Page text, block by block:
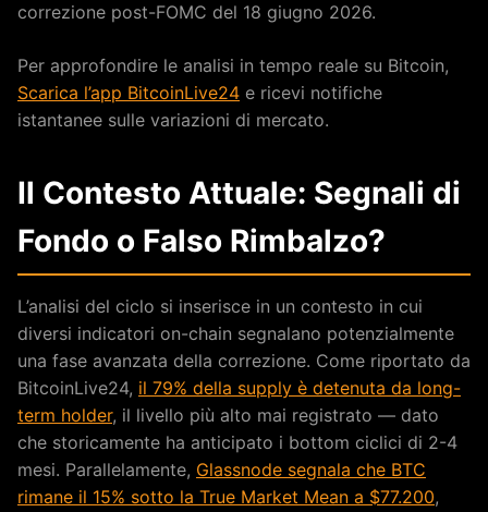
correzione post-FOMC del 18 giugno 2026.
Per approfondire le analisi in tempo reale su Bitcoin,
Scarica l’app BitcoinLive24 e ricevi notifiche
istantanee sulle variazioni di mercato.
Il Contesto Attuale: Segnali di
Fondo o Falso Rimbalzo?
L’analisi del ciclo si inserisce in un contesto in cui
diversi indicatori on-chain segnalano potenzialmente
una fase avanzata della correzione. Come riportato da
BitcoinLive24, il 79% della supply è detenuta da long-
term holder, il livello più alto mai registrato — dato
che storicamente ha anticipato i bottom ciclici di 2-4
mesi. Parallelamente, Glassnode segnala che BTC
rimane il 15% sotto la True Market Mean a $77.200,